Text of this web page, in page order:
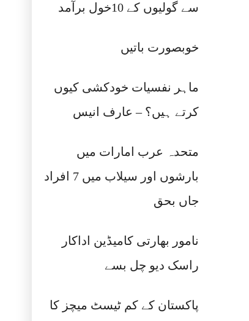
سے گولیوں کے 10خول برآمد
خوبصورت باتیں
ماہر نفسیات خودکشی کیوں
کرتے ہیں؟ – عارف انیس
متحدہ عرب امارات میں
بارشوں اور سیلاب میں 7 افراد
جاں بحق
نامور بھارتی کامیڈین اداکار
راسک دیو چل بسے
پاکستان کے کم ٹیسٹ میچز کا